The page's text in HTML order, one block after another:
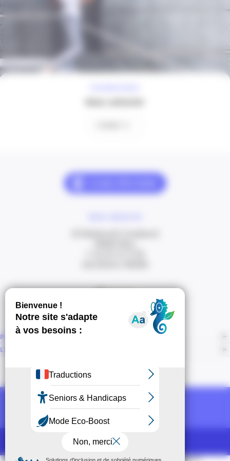
PAGES
LIENS CONNEXES
Recevoir la newsletter CCI
CCI Espace Presse